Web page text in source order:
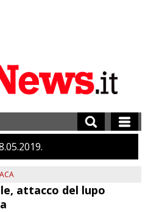
05 2019
attacco del lupo